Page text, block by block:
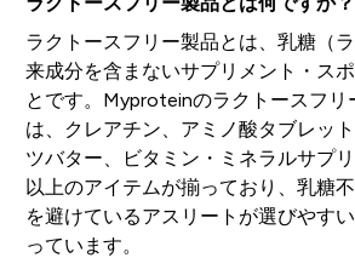
ラクトースフリー製品とは、乳糖（
来成分を含まないサプリメント・ス
とです。Myproteinのラクトースフリ
は、クレアチン、アミノ酸タブレッ
ツバター、ビタミン・ミネラルサプ
以上のアイテムが揃っており、乳糖
を避けているアスリートが選びやす
っています。